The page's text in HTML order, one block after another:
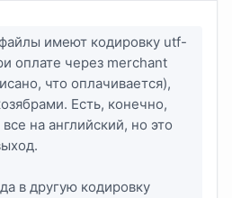
имеют кодировку utf-
оплате через merchant
что оплачивается),
Есть, конечно,
на английский, но это
в другую кодировку